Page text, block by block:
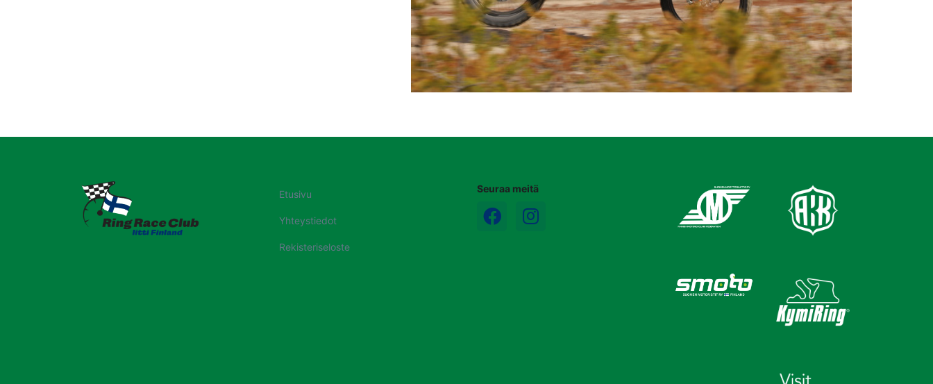
Etusivu
Yhteystiedot
Rekisteriseloste
Seuraa meitä